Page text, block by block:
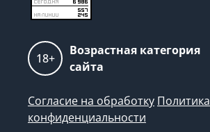
18+
Возрастная категория
сайта
Согласие на обработку Политика
конфиденциальности